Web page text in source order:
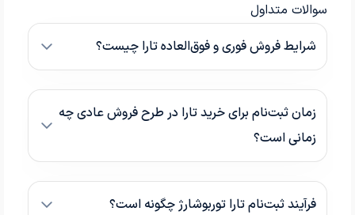
سوالات متداول
شرایط فروش فوری و فوق‌العاده تارا چیست؟
زمان ثبت‌نام برای خرید تارا در طرح فروش عادی چه
زمانی است؟
فرآیند ثبت‌نام تارا توربوشارژ چگونه است؟